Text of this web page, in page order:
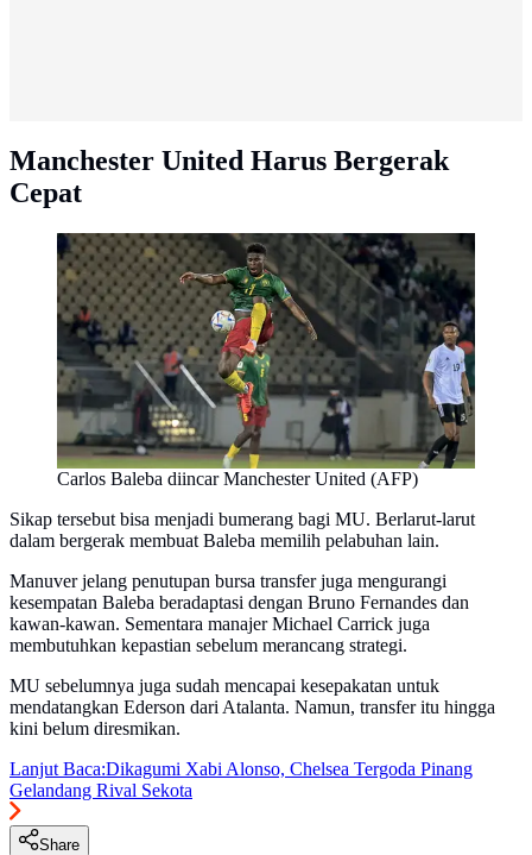
Manchester United Harus Bergerak
Cepat
Carlos Baleba diincar Manchester United (AFP)
Sikap tersebut bisa menjadi bumerang bagi MU. Berlarut-larut
dalam bergerak membuat Baleba memilih pelabuhan lain.
Manuver jelang penutupan bursa transfer juga mengurangi
kesempatan Baleba beradaptasi dengan Bruno Fernandes dan
kawan-kawan. Sementara manajer Michael Carrick juga
membutuhkan kepastian sebelum merancang strategi.
MU sebelumnya juga sudah mencapai kesepakatan untuk
mendatangkan Ederson dari Atalanta. Namun, transfer itu hingga
kini belum diresmikan.
Lanjut Baca:Dikagumi Xabi Alonso, Chelsea Tergoda Pinang
Gelandang Rival Sekota
Share